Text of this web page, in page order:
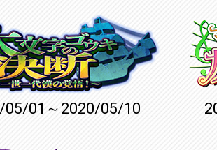
05/01～2020/05/10